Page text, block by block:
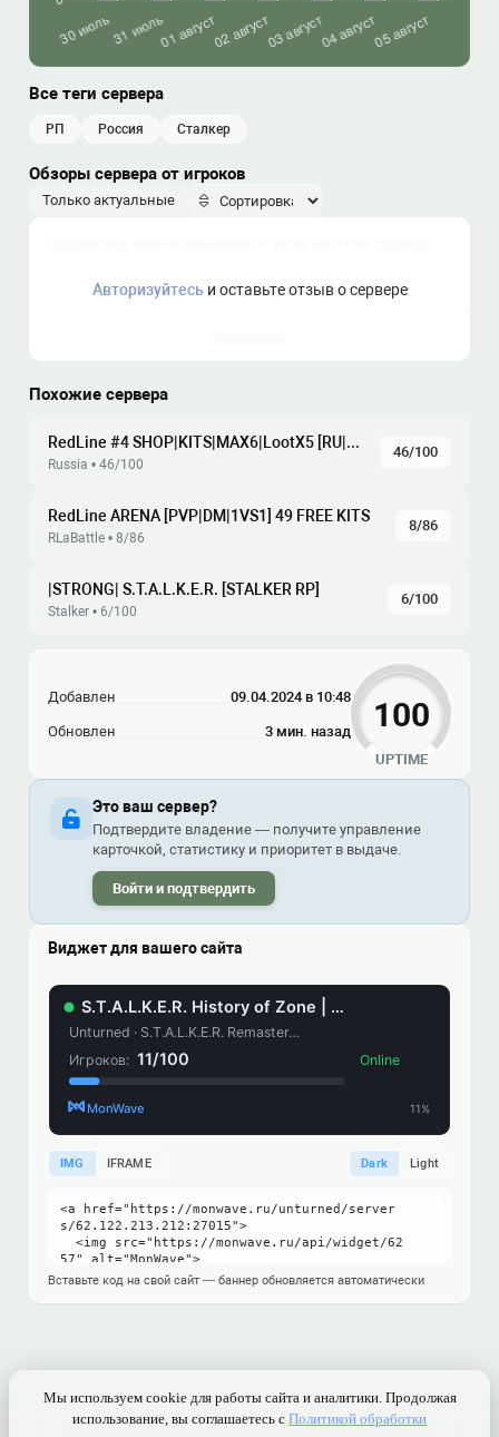
Все теги сервера
РП россия сталкер
Обзоры сервера от игроков
Только актуальные
Авторизуйтесьи оставьте отзыв о сервере
Похожие сервера
RedLine #4 SHOP|KITS|MAX6|LootX5 [RU|ENG]
Russia • 46/100
46/100
RedLine ARENA [PVP|DM|1VS1] 49 FREE KITS
RLaBattle • 8/86
8/86
|STRONG| S.T.A.L.K.E.R. [STALKER RP]
Stalker • 6/100
6/100
Добавлен 09.04.2024 в 10:48
Обновлен 3 мин. назад 100
UPTIME
Это ваш сервер?
Подтвердите владение — получите управление
карточкой, статистику и приоритет в выдаче.
Войти и подтвердить
Виджет для вашего сайта
IMG IFRAME Dark Light
Вставьте код на свой сайт — баннер обновляется автоматически